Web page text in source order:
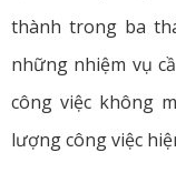
thành trong ba
những nhiệm vụ
công việc không
lượng công việc